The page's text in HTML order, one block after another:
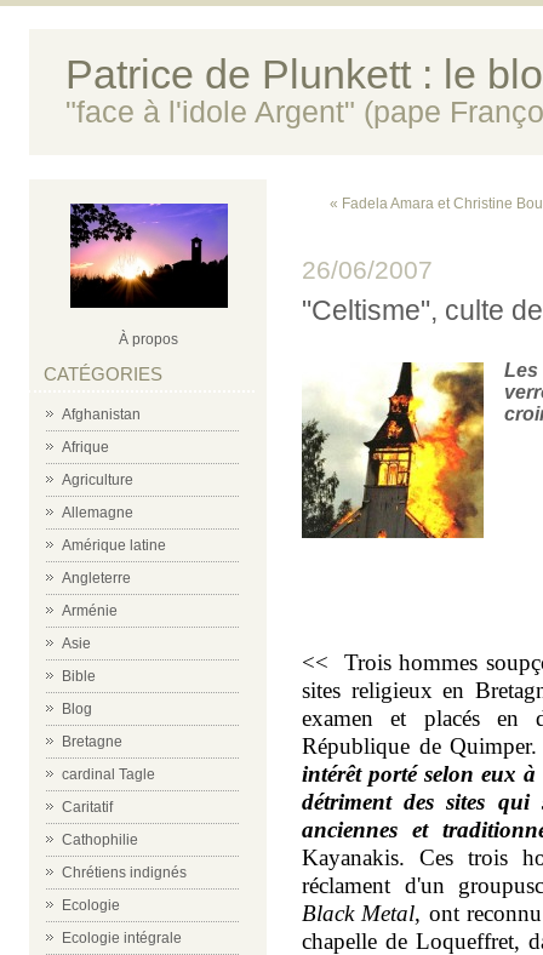
Patrice de Plunkett : le
"face à l'idole Argent" (pape
À propos
CATÉGORIES
Afghanistan
Afrique
Agriculture
Allemagne
Amérique latine
Angleterre
Arménie
Asie
Bible
Blog
Bretagne
cardinal Tagle
Caritatif
Cathophilie
Chrétiens indignés
Ecologie
Ecologie intégrale
« Fadela Amara et Christine
26/06/2007
"Celtisme", culte
Les
<<
Trois hommes
sites religieux en
examen et placés en
République de
intérêt porté selon eux
détriment des sites qui
anciennes et
Kayanakis. Ces trois
réclament d'un
Black Metal, ont
chapelle de Loqueffret,